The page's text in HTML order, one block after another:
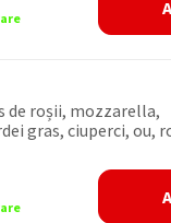
de roșii, mozzarella,
gras, ciuperci, ou,